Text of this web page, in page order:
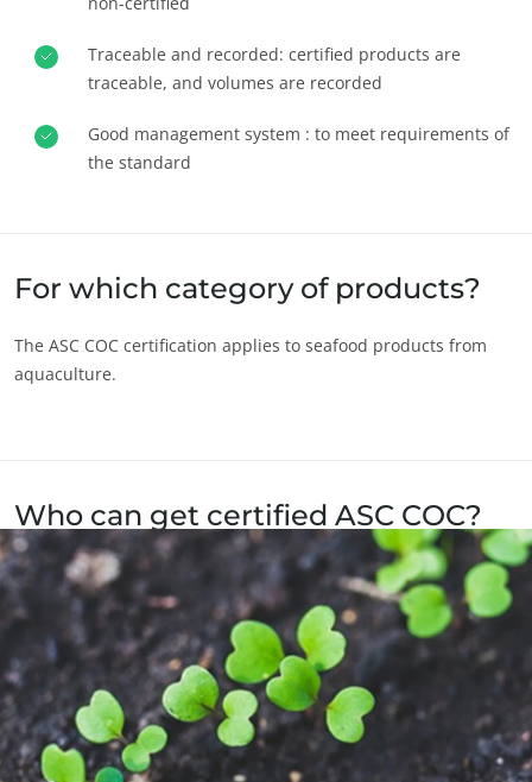
OS NOSSOS COMPROMISSOS DE RSE
Progressar com as nossas equipas
Investir no nosso ambiente
Inovar com o nosso ecossistema
França (francês)
Itália (italiano)
Portugal (português)
Roménia (romeno)
Suíça (alemão)
Traceable and recorded: certified products are
traceable, and volumes are recorded
Good management system : to meet requirements of
the standard
For which category of products?
The ASC COC certification applies to seafood products from
aquaculture.
Who can get certified ASC COC?
Seafood processors, retail and foodservice companies can be
certified ASC COC.